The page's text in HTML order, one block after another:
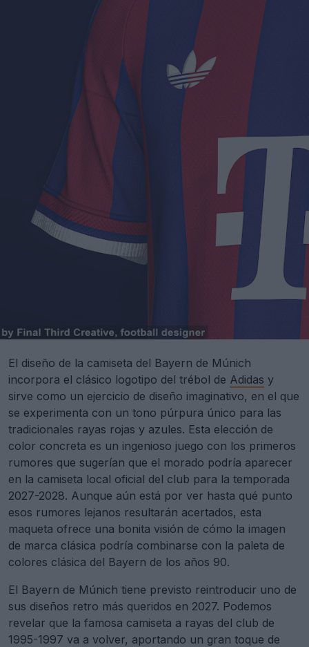
El diseño de la camiseta del Bayern de Múnich
incorpora el clásico logotipo del trébol de Adidas y
sirve como un ejercicio de diseño imaginativo, en el que
se experimenta con un tono púrpura único para las
tradicionales rayas rojas y azules. Esta elección de
color concreta es un ingenioso juego con los primeros
rumores que sugerían que el morado podría aparecer
en la camiseta local oficial del club para la temporada
2027-2028. Aunque aún está por ver hasta qué punto
esos rumores lejanos resultarán acertados, esta
maqueta ofrece una bonita visión de cómo la imagen
de marca clásica podría combinarse con la paleta de
colores clásica del Bayern de los años 90.
El Bayern de Múnich tiene previsto reintroducir uno de
sus diseños retro más queridos en 2027. Podemos
revelar que la famosa camiseta a rayas del club de
1995-1997 va a volver, aportando un gran toque de